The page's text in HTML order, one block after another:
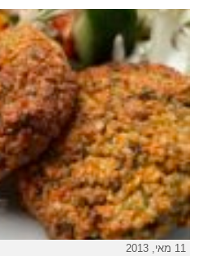
11 מאי, 2013